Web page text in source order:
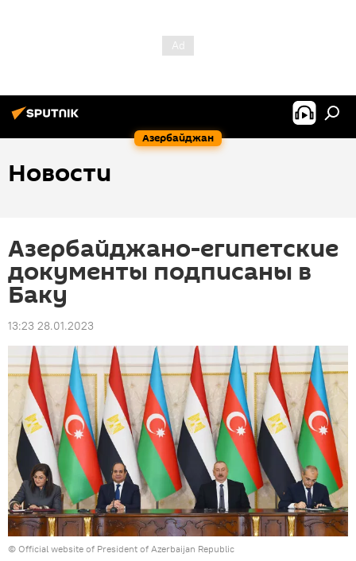
Азербайджан
Новости
Азербайджано-египетские
документы подписаны в
Баку
13:23 28.01.2023
© Official website of President of Azerbaijan Republic